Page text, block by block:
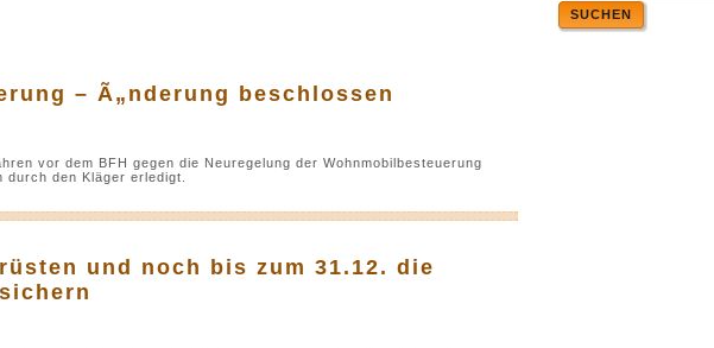
– Ã„nderung beschlossen
vor dem BFH gegen die Neuregelung der Wohnmobilbesteuerung
den Kläger erledigt.
und noch bis zum 31.12. die
SUCHEN